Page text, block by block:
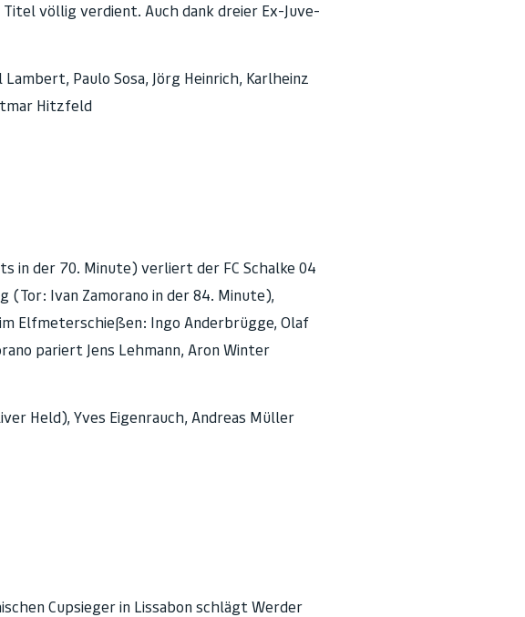
völlig verdient. Auch dank dreier Ex-Juve-
Paulo Sosa, Jörg Heinrich, Karlheinz
Hitzfeld
in der 70. Minute) verliert der FC Schalke 04
(Tor: Ivan Zamorano in der 84. Minute),
Elfmeterschießen: Ingo Anderbrügge, Olaf
pariert Jens Lehmann, Aron Winter
Held), Yves Eigenrauch, Andreas Müller
Cupsieger in Lissabon schlägt Werder